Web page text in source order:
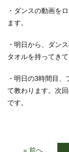
・ダンスの動画を
ます。
・明日から、ダン
タオルを持ってきて
・明日の3時間目、
て教わります。次
です。
« 前へ